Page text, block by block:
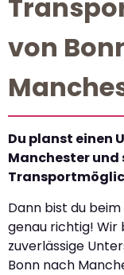
von
Du planst einen
Manchester
Dann bist du
genau richtig! Wir
zuverlässige
Bonn nach